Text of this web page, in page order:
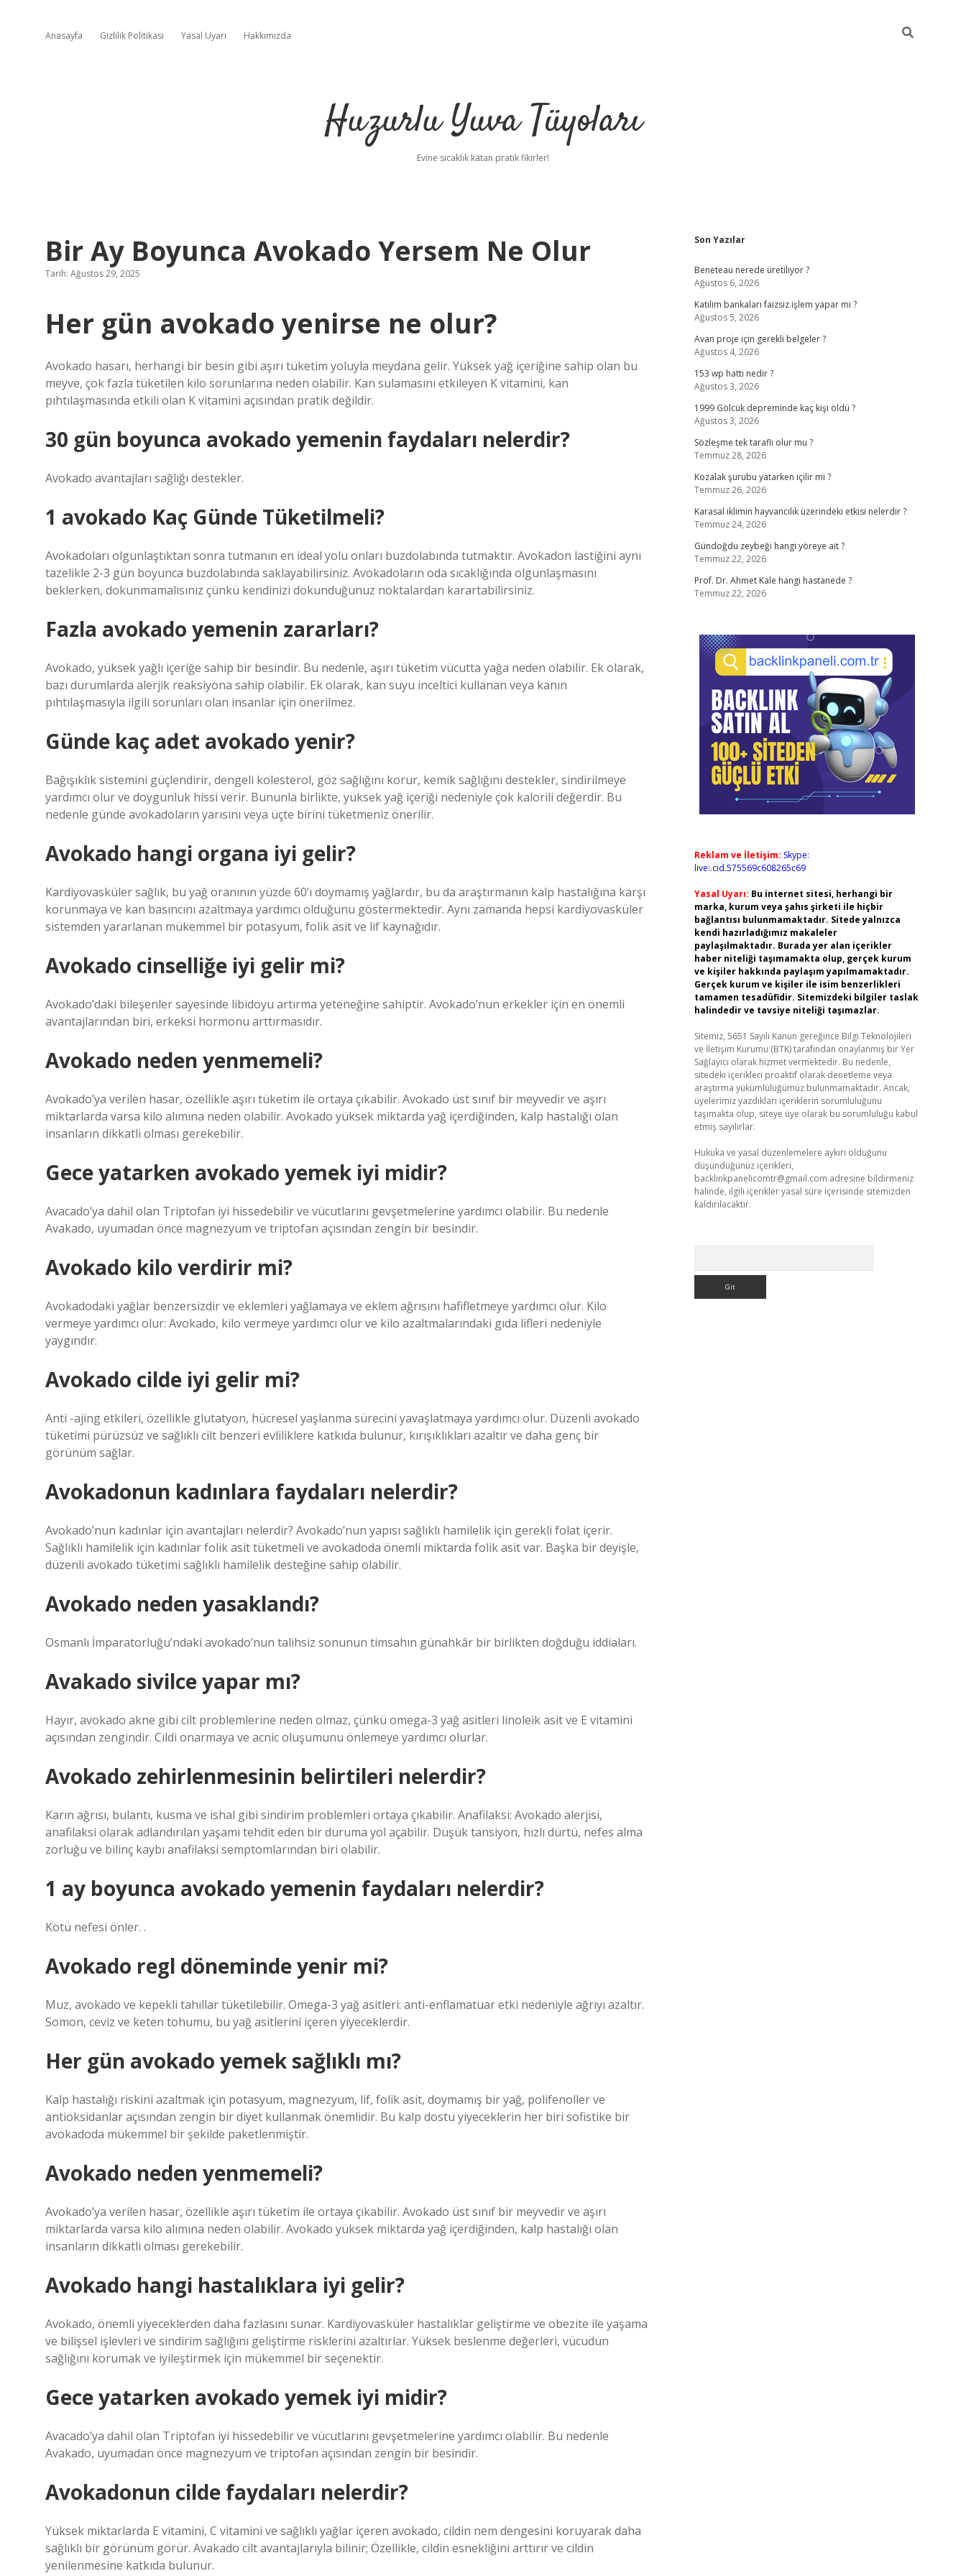
Anasayfa Gizlilik Politikası Yasal Uyarı Hakkımızda
Huzurlu Yuva Tüyoları
Evine sıcaklık katan pratik fikirler!
Bir Ay Boyunca Avokado Yersem Ne Olur
Tarih: Ağustos 29, 2025
Her gün avokado yenirse ne olur?
Avokado hasarı, herhangi bir besin gibi aşırı tüketim yoluyla meydana gelir. Yüksek yağ içeriğine sahip olan bu
meyve, çok fazla tüketilen kilo sorunlarına neden olabilir. Kan sulamasını etkileyen K vitamini, kan
pıhtılaşmasında etkili olan K vitamini açısından pratik değildir.
30 gün boyunca avokado yemenin faydaları nelerdir?
Avokado avantajları sağlığı destekler.
1 avokado Kaç Günde Tüketilmeli?
Avokadoları olgunlaştıktan sonra tutmanın en ideal yolu onları buzdolabında tutmaktır. Avokadon lastiğini aynı
tazelikle 2-3 gün boyunca buzdolabında saklayabilirsiniz. Avokadoların oda sıcaklığında olgunlaşmasını
beklerken, dokunmamalısınız çünkü kendinizi dokunduğunuz noktalardan karartabilirsiniz.
Fazla avokado yemenin zararları?
Avokado, yüksek yağlı içeriğe sahip bir besindir. Bu nedenle, aşırı tüketim vücutta yağa neden olabilir. Ek olarak,
bazı durumlarda alerjik reaksiyona sahip olabilir. Ek olarak, kan suyu inceltici kullanan veya kanın
pıhtılaşmasıyla ilgili sorunları olan insanlar için önerilmez.
Günde kaç adet avokado yenir?
Bağışıklık sistemini güçlendirir, dengeli kolesterol, göz sağlığını korur, kemik sağlığını destekler, sindirilmeye
yardımcı olur ve doygunluk hissi verir. Bununla birlikte, yüksek yağ içeriği nedeniyle çok kalorili değerdir. Bu
nedenle günde avokadoların yarısını veya üçte birini tüketmeniz önerilir.
Avokado hangi organa iyi gelir?
Kardiyovasküler sağlık, bu yağ oranının yüzde 60’ı doymamış yağlardır, bu da araştırmanın kalp hastalığına karşı
korunmaya ve kan basıncını azaltmaya yardımcı olduğunu göstermektedir. Aynı zamanda hepsi kardiyovasküler
sistemden yararlanan mükemmel bir potasyum, folik asit ve lif kaynağıdır.
Avokado cinselliğe iyi gelir mi?
Avokado’daki bileşenler sayesinde libidoyu artırma yeteneğine sahiptir. Avokado’nun erkekler için en önemli
avantajlarından biri, erkeksi hormonu arttırmasıdır.
Avokado neden yenmemeli?
Avokado’ya verilen hasar, özellikle aşırı tüketim ile ortaya çıkabilir. Avokado üst sınıf bir meyvedir ve aşırı
miktarlarda varsa kilo alımına neden olabilir. Avokado yüksek miktarda yağ içerdiğinden, kalp hastalığı olan
insanların dikkatli olması gerekebilir.
Gece yatarken avokado yemek iyi midir?
Avacado’ya dahil olan Triptofan iyi hissedebilir ve vücutlarını gevşetmelerine yardımcı olabilir. Bu nedenle
Avakado, uyumadan önce magnezyum ve triptofan açısından zengin bir besindir.
Avokado kilo verdirir mi?
Avokadodaki yağlar benzersizdir ve eklemleri yağlamaya ve eklem ağrısını hafifletmeye yardımcı olur. Kilo
vermeye yardımcı olur: Avokado, kilo vermeye yardımcı olur ve kilo azaltmalarındaki gıda lifleri nedeniyle
yaygındır.
Avokado cilde iyi gelir mi?
Anti -ajing etkileri, özellikle glutatyon, hücresel yaşlanma sürecini yavaşlatmaya yardımcı olur. Düzenli avokado
tüketimi pürüzsüz ve sağlıklı cilt benzeri evliliklere katkıda bulunur, kırışıklıkları azaltır ve daha genç bir
görünüm sağlar.
Avokadonun kadınlara faydaları nelerdir?
Avokado’nun kadınlar için avantajları nelerdir? Avokado’nun yapısı sağlıklı hamilelik için gerekli folat içerir.
Sağlıklı hamilelik için kadınlar folik asit tüketmeli ve avokadoda önemli miktarda folik asit var. Başka bir deyişle,
düzenli avokado tüketimi sağlıklı hamilelik desteğine sahip olabilir.
Avokado neden yasaklandı?
Osmanlı İmparatorluğu’ndaki avokado’nun talihsiz sonunun timsahın günahkâr bir birlikten doğduğu iddiaları.
Avakado sivilce yapar mı?
Hayır, avokado akne gibi cilt problemlerine neden olmaz, çünkü omega-3 yağ asitleri linoleik asit ve E vitamini
açısından zengindir. Cildi onarmaya ve acnic oluşumunu önlemeye yardımcı olurlar.
Avokado zehirlenmesinin belirtileri nelerdir?
Karın ağrısı, bulantı, kusma ve ishal gibi sindirim problemleri ortaya çıkabilir. Anafilaksi: Avokado alerjisi,
anafilaksi olarak adlandırılan yaşamı tehdit eden bir duruma yol açabilir. Düşük tansiyon, hızlı dürtü, nefes alma
zorluğu ve bilinç kaybı anafilaksi semptomlarından biri olabilir.
1 ay boyunca avokado yemenin faydaları nelerdir?
Kötü nefesi önler. .
Avokado regl döneminde yenir mi?
Muz, avokado ve kepekli tahıllar tüketilebilir. Omega-3 yağ asitleri: anti-enflamatuar etki nedeniyle ağrıyı azaltır.
Somon, ceviz ve keten tohumu, bu yağ asitlerini içeren yiyeceklerdir.
Her gün avokado yemek sağlıklı mı?
Kalp hastalığı riskini azaltmak için potasyum, magnezyum, lif, folik asit, doymamış bir yağ, polifenoller ve
antioksidanlar açısından zengin bir diyet kullanmak önemlidir. Bu kalp dostu yiyeceklerin her biri sofistike bir
avokadoda mükemmel bir şekilde paketlenmiştir.
Avokado neden yenmemeli?
Avokado’ya verilen hasar, özellikle aşırı tüketim ile ortaya çıkabilir. Avokado üst sınıf bir meyvedir ve aşırı
miktarlarda varsa kilo alımına neden olabilir. Avokado yüksek miktarda yağ içerdiğinden, kalp hastalığı olan
insanların dikkatli olması gerekebilir.
Avokado hangi hastalıklara iyi gelir?
Avokado, önemli yiyeceklerden daha fazlasını sunar. Kardiyovasküler hastalıklar geliştirme ve obezite ile yaşama
ve bilişsel işlevleri ve sindirim sağlığını geliştirme risklerini azaltırlar. Yüksek beslenme değerleri, vücudun
sağlığını korumak ve iyileştirmek için mükemmel bir seçenektir.
Gece yatarken avokado yemek iyi midir?
Avacado’ya dahil olan Triptofan iyi hissedebilir ve vücutlarını gevşetmelerine yardımcı olabilir. Bu nedenle
Avakado, uyumadan önce magnezyum ve triptofan açısından zengin bir besindir.
Avokadonun cilde faydaları nelerdir?
Yüksek miktarlarda E vitamini, C vitamini ve sağlıklı yağlar içeren avokado, cildin nem dengesini koruyarak daha
sağlıklı bir görünüm görür. Avakado cilt avantajlarıyla bilinir; Özellikle, cildin esnekliğini arttırır ve cildin
yenilenmesine katkıda bulunur.
Sidebar
Son Yazılar
Beneteau nerede üretiliyor ?
Ağustos 6, 2026
Katılım bankaları faizsiz işlem yapar mı ?
Ağustos 5, 2026
Avan proje için gerekli belgeler ?
Ağustos 4, 2026
153 wp hattı nedir ?
Ağustos 3, 2026
1999 Gölcük depreminde kaç kişi öldü ?
Ağustos 3, 2026
Sözleşme tek taraflı olur mu ?
Temmuz 28, 2026
Kozalak şurubu yatarken içilir mi ?
Temmuz 26, 2026
Karasal iklimin hayvancılık üzerindeki etkisi nelerdir ?
Temmuz 24, 2026
Gündoğdu zeybeği hangi yöreye ait ?
Temmuz 22, 2026
Prof. Dr. Ahmet Kale hangi hastanede ?
Temmuz 22, 2026
Reklam ve İletişim: Skype:
live:.cid.575569c608265c69
Yasal Uyarı: Bu internet sitesi, herhangi bir
marka, kurum veya şahıs şirketi ile hiçbir
bağlantısı bulunmamaktadır. Sitede yalnızca
kendi hazırladığımız makaleler
paylaşılmaktadır. Burada yer alan içerikler
haber niteliği taşımamakta olup, gerçek kurum
ve kişiler hakkında paylaşım yapılmamaktadır.
Gerçek kurum ve kişiler ile isim benzerlikleri
tamamen tesadüfidir. Sitemizdeki bilgiler taslak
halindedir ve tavsiye niteliği taşımazlar.
Sitemiz, 5651 Sayılı Kanun gereğince Bilgi Teknolojileri
ve İletişim Kurumu (BTK) tarafından onaylanmış bir Yer
Sağlayıcı olarak hizmet vermektedir. Bu nedenle,
sitedeki içerikleri proaktif olarak denetleme veya
araştırma yükümlülüğümüz bulunmamaktadır. Ancak,
üyelerimiz yazdıkları içeriklerin sorumluluğunu
taşımakta olup, siteye üye olarak bu sorumluluğu kabul
etmiş sayılırlar.
Hukuka ve yasal düzenlemelere aykırı olduğunu
düşündüğünüz içerikleri,
backlinkpanelicomtr@gmail.com adresine bildirmeniz
halinde, ilgili içerikler yasal süre içerisinde sitemizden
kaldırılacaktır.
https://hiltonbet-giris.com/